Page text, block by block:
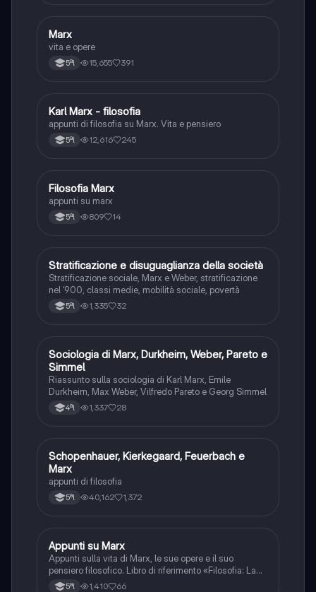
Filosofia
Marx
vita e opere
5ªl 15,655 391
Filosofia
Karl Marx - filosofia
appunti di filosofia su Marx. Vita e pensiero
5ªl 12,616 245
Filosofia
Filosofia Marx
appunti su marx
5ªl 809 14
S.umane
Stratificazione e disuguaglianza della società
Stratificazione sociale, Marx e Weber, stratificazione
nel ‘900, classi medie, mobilità sociale, povertà
5ªl 1,335 32
S.umane
Sociologia di Marx, Durkheim, Weber, Pareto e
Simmel
Riassunto sulla sociologia di Karl Marx, Emile
Durkheim, Max Weber, Vilfredo Pareto e Georg Simmel
4ªl 1,337 28
Filosofia
Schopenhauer, Kierkegaard, Feuerbach e
Marx
appunti di filosofia
5ªl 40,162 1,372
Filosofia
Appunti su Marx
Appunti sulla vita di Marx, le sue opere e il suo
pensiero filosofico. Libro di riferimento «Filosofia: La
ricerca del pensiero.»
5ªl 1,410 66